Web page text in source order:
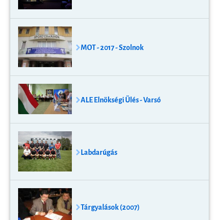
MOT - 2017 - Szolnok
ALE Elnökségi Ülés - Varsó
Labdarúgás
Tárgyalások (2007)